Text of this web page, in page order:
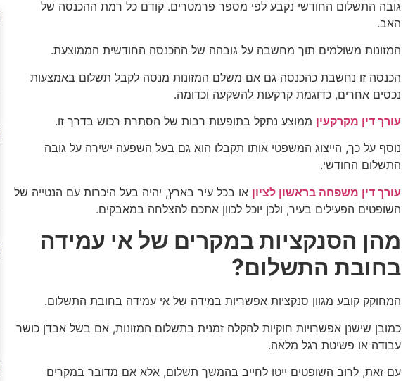
גובה התשלום החודשי נקבע לפי מספר פרמטרים. קודם כל רמת ההכנסה של
האב.
המזונות משולמים תוך מחשבה על גובהה של ההכנסה החודשית הממוצעת.
הכנסה זו נחשבת כהכנסה גם אם משלם המזונות מנסה לקבל תשלום באמצעות
נכסים אחרים, כדוגמת קרקעות להשקעה וכדומה.
עורך דין מקרקעין ממוצע נתקל בתופעות רבות של הסתרת רכוש בדרך זו.
נוסף על כך, הייצוג המשפטי אותו תקבלו הוא גם בעל השפעה ישירה על גובה
התשלום החודשי.
עורך דין משפחה בראשון לציון או בכל עיר בארץ, יהיה בעל היכרות עם הנטייה של
השופטים הפעילים בעיר, ולכן יוכל לכוון אתכם להצלחה במאבקים.
מהן הסנקציות במקרים של אי עמידה
בחובת התשלום?
המחוקק קובע מגוון סנקציות אפשריות במידה של אי עמידה בחובת התשלום.
כמובן שישנן אפשרויות חוקיות להקלה זמנית בתשלום המזונות, אם בשל אבדן כושר
עבודה או פשיטת רגל מלאה.
עם זאת, לרוב השופטים ייטו לחייב בהמשך תשלום, אלא אם מדובר במקרים